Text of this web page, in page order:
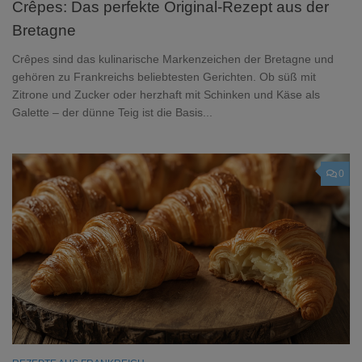
Crêpes: Das perfekte Original-Rezept aus der
Bretagne
Crêpes sind das kulinarische Markenzeichen der Bretagne und
gehören zu Frankreichs beliebtesten Gerichten. Ob süß mit
Zitrone und Zucker oder herzhaft mit Schinken und Käse als
Galette – der dünne Teig ist die Basis...
0